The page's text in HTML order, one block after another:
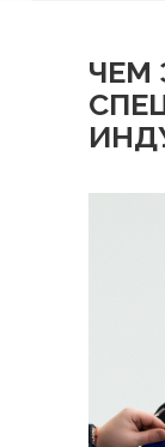
ЧЕМ